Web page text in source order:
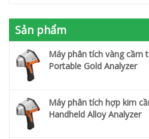
Sản phẩm
Máy phân tích vàng cầm
Portable Gold Analyzer
Máy phân tích hợp kim
Handheld Alloy Analyzer